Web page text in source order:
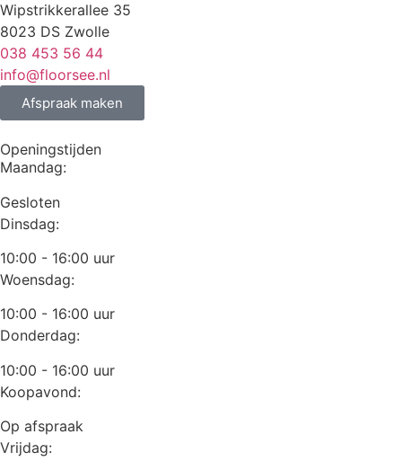
Wipstrikkerallee 35
8023 DS Zwolle
038 453 56 44
info@floorsee.nl
Afspraak maken
Openingstijden
Maandag:
Gesloten
Dinsdag:
10:00 - 16:00 uur
Woensdag:
10:00 - 16:00 uur
Donderdag:
10:00 - 16:00 uur
Koopavond:
Op afspraak
Vrijdag: